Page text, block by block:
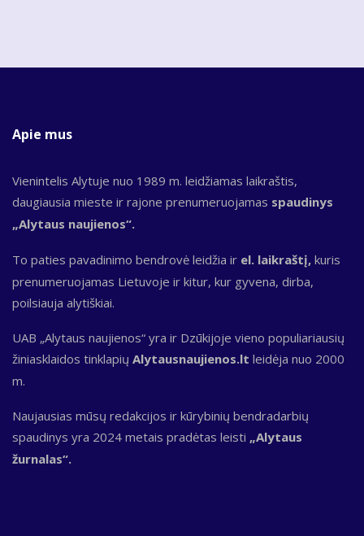
Apie mus
Vienintelis Alytuje nuo 1989 m. leidžiamas laikraštis,
daugiausia mieste ir rajone prenumeruojamas spaudinys
„Alytaus naujienos“.
To paties pavadinimo bendrovė leidžia ir el. laikraštį, kuris
prenumeruojamas Lietuvoje ir kitur, kur gyvena, dirba,
poilsiauja alytiškiai.
UAB „Alytaus naujienos“ yra ir Dzūkijoje vieno populiariausių
žiniasklaidos tinklapių Alytausnaujienos.lt leidėja nuo 2000
m.
Naujausias mūsų redakcijos ir kūrybinių bendradarbių
spaudinys yra 2024 metais pradėtas leisti „Alytaus
žurnalas“.